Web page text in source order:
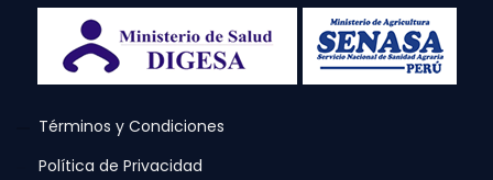
Términos y Condiciones
Política de Privacidad